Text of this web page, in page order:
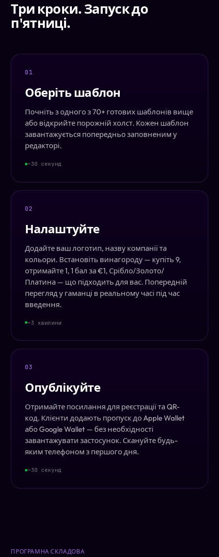
Три кроки. Запуск до
п'ятниці.
01
Оберіть шаблон
Почніть з одного з 70+ готових шаблонів вище
або відкрийте порожній холст. Кожен шаблон
завантажується попередньо заповненим у
редакторі.
~30 секунд
02
Налаштуйте
Додайте ваш логотип, назву компанії та
кольори. Встановіть винагороду — купіть 9,
отримайте 1, 1 бал за €1, Срібло/Золото/
Платина — що підходить для вас. Попередній
перегляд у гаманці в реальному часі під час
введення.
~3 хвилини
03
Опублікуйте
Отримайте посилання для реєстрації та QR-
код. Клієнти додають пропуск до Apple Wallet
або Google Wallet — без необхідності
завантажувати застосунок. Скануйте будь-
яким телефоном з першого дня.
~30 секунд
ПРОГРАМНА СКЛАДОВА